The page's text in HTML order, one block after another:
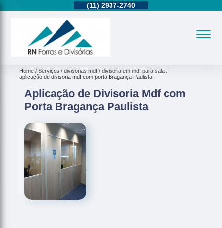
(11) 2937-2740
Home Serviços divisorias mdf
divisoria em mdf para sala
aplicação de divisoria mdf com porta Bragança Paulista
Aplicação de Divisoria Mdf com
Porta Bragança Paulista